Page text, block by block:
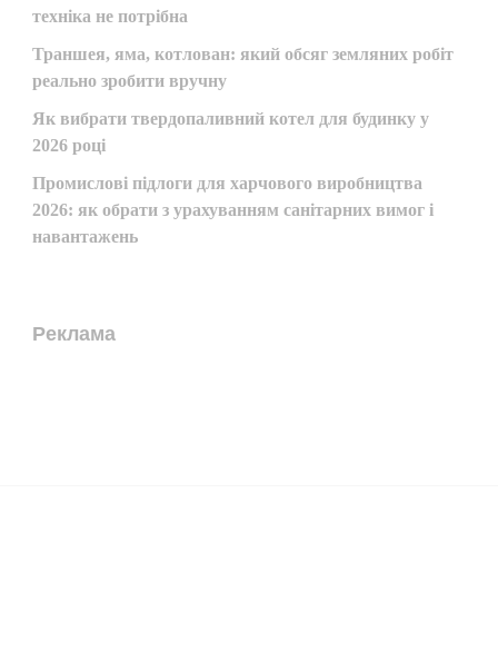
техніка не потрібна
Траншея, яма, котлован: який обсяг земляних робіт
реально зробити вручну
Як вибрати твердопаливний котел для будинку у
2026 році
Промислові підлоги для харчового виробництва
2026: як обрати з урахуванням санітарних вимог і
навантажень
Реклама